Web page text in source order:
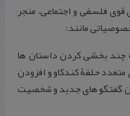
قوی فلسفی و اجتماعی، منجر
مانند:
چند بخشی کردن داستان ها
حلقۀ کندکاو و افزودن
گفتگو های جدید و شخصیت